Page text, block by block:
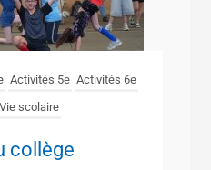
Activités 5e Activités 6e
Vie scolaire
collège